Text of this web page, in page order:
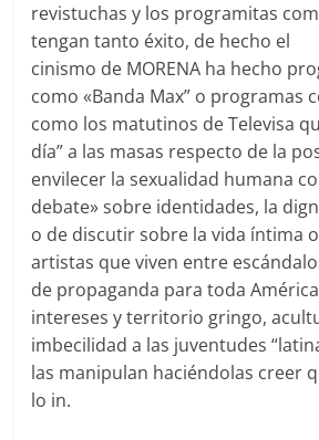
revistuchas y los programitas
tengan tanto éxito, de hecho el
cinismo de MORENA ha hecho
como «Banda Max” o programas
como los matutinos de Televisa
día” a las masas respecto de la
envilecer la sexualidad humana
debate» sobre identidades, la
o de discutir sobre la vida íntima
artistas que viven entre
de propaganda para toda
intereses y territorio gringo,
imbecilidad a las juventudes
las manipulan haciéndolas creer
lo in.